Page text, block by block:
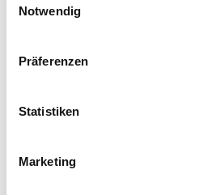
Informationen zu den von uns
den Parteien mit denen wir
unsere Richtlinien an.
Notwendig
Präferenzen
Statistiken
Marketing
Artikelnummer
Beschreibung
Rundrohr 1.4301(304)
Stück pro KG
Bruttopreis